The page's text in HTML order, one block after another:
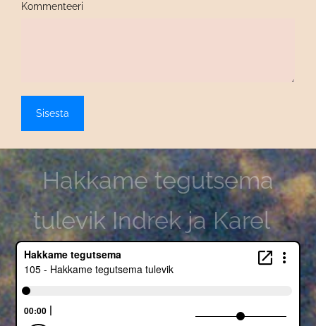
Kommenteeri
Hakkame tegutsema
tulevik Indrek ja Karel